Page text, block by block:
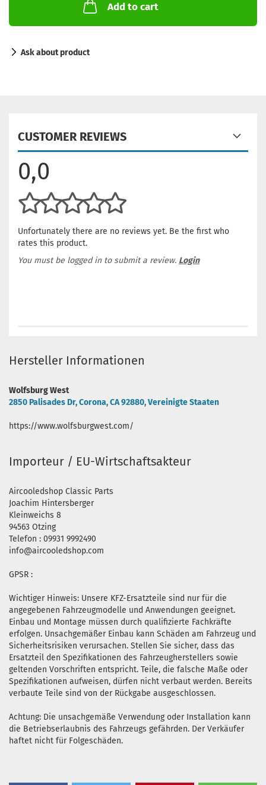
Add to cart
Ask about product
CUSTOMER REVIEWS
0,0
Unfortunately there are no reviews yet. Be the first who
rates this product.
You must be logged in to submit a review. Login
Hersteller Informationen
Wolfsburg West
2850 Palisades Dr, Corona, CA 92880, Vereinigte Staaten
https://www.wolfsburgwest.com/
Importeur / EU-Wirtschaftsakteur
Aircooledshop Classic Parts
Joachim Hintersberger
Kleinweichs 8
94563 Otzing
Telefon : 09931 9992490
info@aircooledshop.com
GPSR :
Wichtiger Hinweis: Unsere KFZ-Ersatzteile sind nur für die
angegebenen Fahrzeugmodelle und Anwendungen geeignet.
Einbau und Montage müssen durch qualifizierte Fachkräfte
erfolgen. Unsachgemäßer Einbau kann Schäden am Fahrzeug und
Sicherheitsrisiken verursachen. Stellen Sie sicher, dass das
Ersatzteil den Spezifikationen des Fahrzeugherstellers sowie
geltenden Vorschriften entspricht. Teile, die falsche Maße oder
Spezifikationen aufweisen, dürfen nicht verbaut werden. Bereits
verbaute Teile sind von der Rückgabe ausgeschlossen.
Achtung: Die unsachgemäße Verwendung oder Installation kann
die Betriebserlaubnis des Fahrzeugs gefährden. Der Verkäufer
haftet nicht für Folgeschäden.